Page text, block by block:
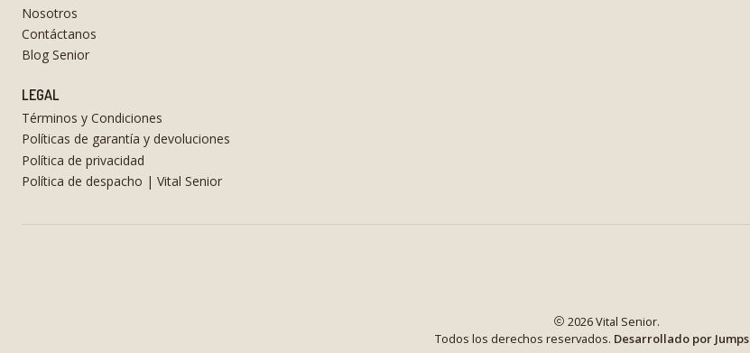
Nosotros
Contáctanos
Blog Senior
LEGAL
Términos y Condiciones
Políticas de garantía y devoluciones
Política de privacidad
Política de despacho | Vital Senior
2026 Vital Senior.
Todos los derechos reservados. Desarrollado por